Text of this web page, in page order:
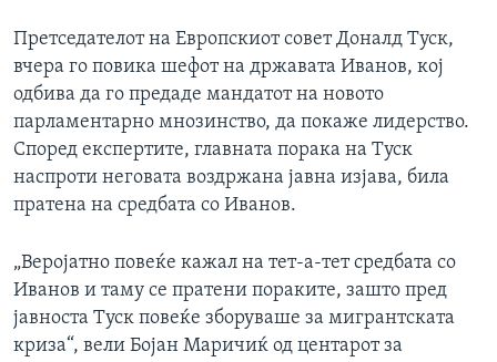
Претседателот на Европскиот совет Доналд Туск,
вчера го повика шефот на државата Иванов, кој
одбива да го предаде мандатот на новото
парламентарно мнозинство, да покаже лидерство.
Според експертите, главната порака на Туск
наспроти неговата воздржана јавна изјава, била
пратена на средбата со Иванов.
„Веројатно повеќе кажал на тет-а-тет средбата со
Иванов и таму се пратени пораките, зашто пред
јавноста Туск повеќе зборуваше за мигрантската
криза“, вели Бојан Маричиќ од центарот за